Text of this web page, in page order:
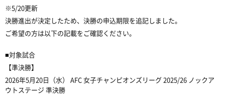
※5/20更新
決勝進出が決定したため、決勝の申込期限を追記しました。
ご希望の方は以下の記載をご確認ください。
■対象試合
【準決勝】
2026年5月20日（水） AFC 女子チャンピオンズリーグ 2025/26 ノックア
ウトステージ 準決勝